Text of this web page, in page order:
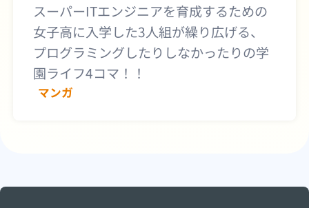
マンガ
スーパーITエンジニアを育成するための
女子高に入学した3人組が繰り広げる、
プログラミングしたりしなかったりの学
園ライフ4コマ！！